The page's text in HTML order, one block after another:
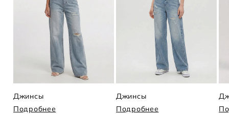
Джинсы
Подробнее
Джинсы
Подробнее